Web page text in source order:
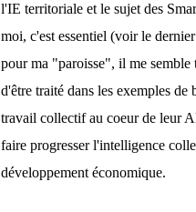
l'IE territoriale et le sujet des
moi, c'est essentiel (voir le dernier
pour ma "paroisse", il me semble
d'être traité dans les exemples
travail collectif au coeur de leur
faire progresser l'intelligence
développement économique.